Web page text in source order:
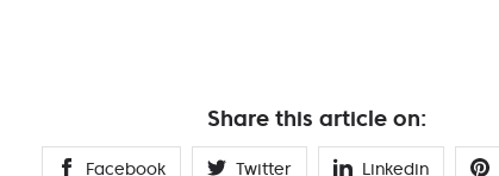
Share this article on:
Facebook Twitter Linkedin